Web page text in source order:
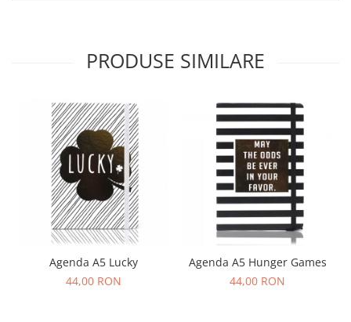
PRODUSE SIMILARE
Agenda A5 Lucky
44,00 RON
Agenda A5 Hunger Games
44,00 RON